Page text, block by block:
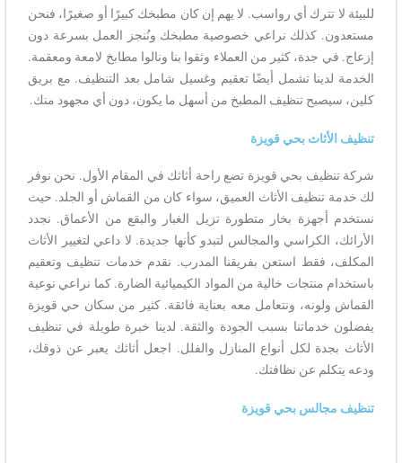
للبيئة لا تترك أي رواسب. لا يهم إن كان مطبخك كبيرًا أو صغيرًا، فنحن
مستعدون. كذلك نراعي خصوصية مطبخك ونُنجز العمل بسرعة دون
إزعاج. في جدة، كثير من العملاء وثقوا بنا ونالوا مطابخ لامعة ومعقمة.
الخدمة لدينا تشمل أيضًا تعقيم وغسيل شامل بعد التنظيف. مع بريق
كلين، سيصبح تنظيف المطبخ من أسهل ما يكون، دون أي مجهود منك.
تنظيف الأثاث بحي قويزة
شركة تنظيف بحي قويزة تضع راحة أثاثك في المقام الأول. نحن نوفر
لك خدمة تنظيف الأثاث العميق، سواء كان من القماش أو الجلد. حيث
نستخدم أجهزة بخار متطورة تزيل الغبار والبقع من الأعماق. نجدد
الأرائك، الكراسي والمجالس لتبدو كأنها جديدة. لا داعي لتغيير الأثاث
المكلف، فقط استعن بفريقنا المدرب. نقدم خدمات تنظيف وتعقيم
باستخدام منتجات خالية من المواد الكيميائية الضارة. كما نراعي نوعية
القماش ولونه، ونتعامل معه بعناية فائقة. كثير من سكان حي قويزة
يفضلون خدماتنا بسبب الجودة والثقة. لدينا خبرة طويلة في تنظيف
الأثاث بجدة لكل أنواع المنازل والفلل. اجعل أثاثك يعبر عن ذوقك،
ودعه يتكلم عن نظافتك.
تنظيف مجالس بحي قويزة